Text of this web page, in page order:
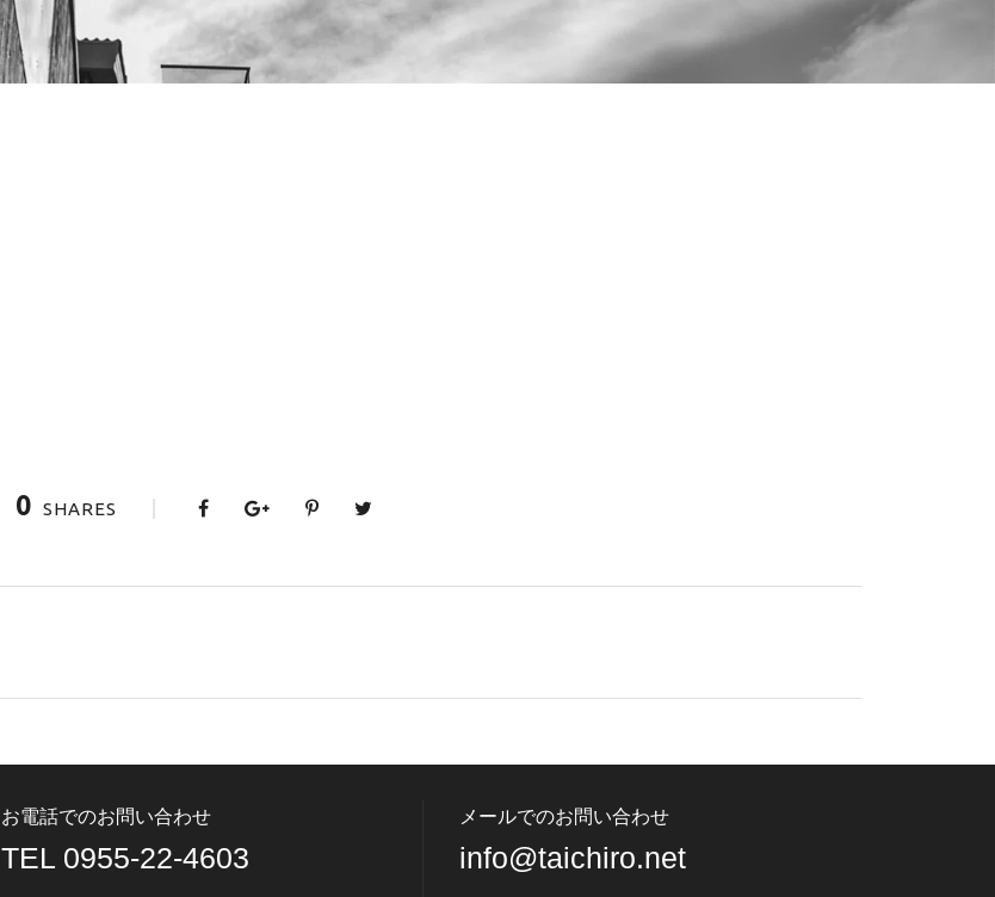
0 SHARES
お電話でのお問い合わせ
TEL 0955-22-4603
メールでのお問い合わせ
info@taichiro.net